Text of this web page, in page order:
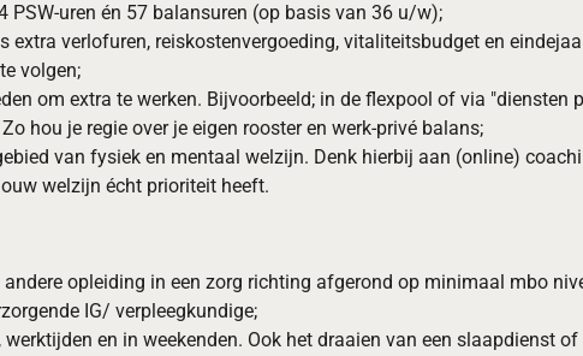
uren én 57 balansuren (op basis van 36 u/w);
extra verlofuren, reiskostenvergoeding, vitaliteitsbudget en
volgen;
om extra te werken. Bijvoorbeeld; in de flexpool of via
hou je regie over je eigen rooster en werk-privé balans;
van fysiek en mentaal welzijn. Denk hierbij aan (online)
welzijn écht prioriteit heeft.
opleiding in een zorg richting afgerond op minimaal mbo
IG/ verpleegkundige;
en in weekenden. Ook het draaien van een slaapdienst